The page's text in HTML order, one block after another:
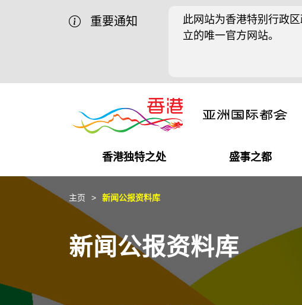
重要通知
此网站为香港特别行政
立的唯一官方网站。
香港独特之处
商业机遇
独特优势
盛事之都
盛事之都
最新活动精选
在港工作
都会生活
在港创业
初创企业
推广香港@中国内地
推广香港@中东
推广香港@粤港澳大湾区
最新资讯
媒体资讯
主页 新闻公报资料库
新闻公报资料库